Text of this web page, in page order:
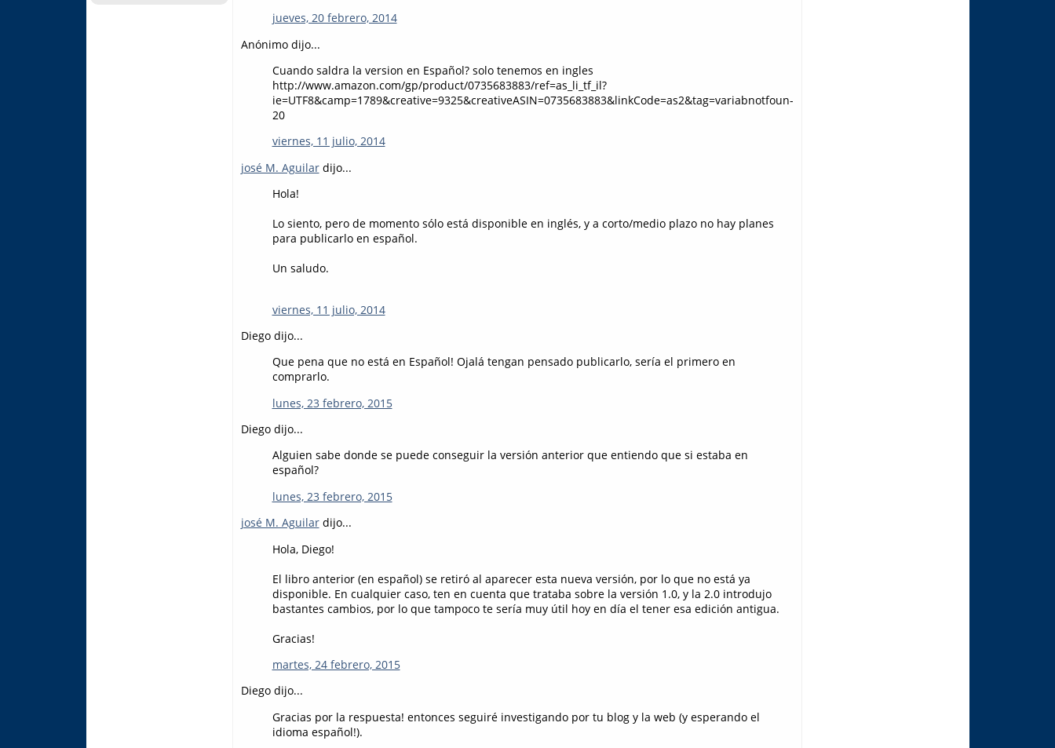
jueves, 20 febrero, 2014
Anónimo dijo...
Cuando saldra la version en Español? solo tenemos en ingles
http://www.amazon.com/gp/product/0735683883/ref=as_li_tf_il?
ie=UTF8&camp=1789&creative=9325&creativeASIN=0735683883&linkCode=as2&tag=variabnotfoun-
20
viernes, 11 julio, 2014
josé M. Aguilardijo...
Hola!
Lo siento, pero de momento sólo está disponible en inglés, y a corto/medio plazo no hay planes
para publicarlo en español.
Un saludo.
viernes, 11 julio, 2014
Diego dijo...
Que pena que no está en Español! Ojalá tengan pensado publicarlo, sería el primero en
comprarlo.
lunes, 23 febrero, 2015
Diego dijo...
Alguien sabe donde se puede conseguir la versión anterior que entiendo que si estaba en
español?
lunes, 23 febrero, 2015
josé M. Aguilardijo...
Hola, Diego!
El libro anterior (en español) se retiró al aparecer esta nueva versión, por lo que no está ya
disponible. En cualquier caso, ten en cuenta que trataba sobre la versión 1.0, y la 2.0 introdujo
bastantes cambios, por lo que tampoco te sería muy útil hoy en día el tener esa edición antigua.
Gracias!
martes, 24 febrero, 2015
Diego dijo...
Gracias por la respuesta! entonces seguiré investigando por tu blog y la web (y esperando el
idioma español!).